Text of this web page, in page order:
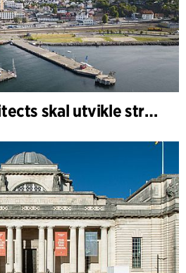
C.F. Møller Architects skal utvikle strategien for Knutepunkt Larvik og indre havn